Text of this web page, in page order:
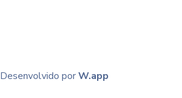
Desenvolvido porW.app